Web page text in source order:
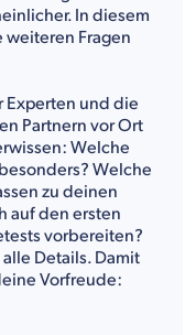
In diesem
weiteren Fragen
Experten und die
Partnern vor Ort
Welche
Welche
zu deinen
auf den ersten
vorbereiten?
Details. Damit
Vorfreude: